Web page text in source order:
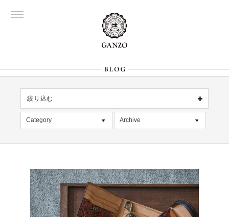
絞り込む
名古屋 OFFICIAL
Director's
絞り込む
Category
記事
デッドストック
在庫情報
Archive
2026年7月 [4]
2026年6月 [2]
2026年5月 [1]